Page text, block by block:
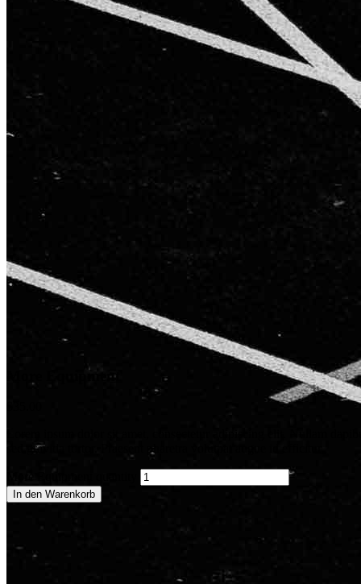
More Equipment
sed gravida tortor. Praesent pharetra volutpat augue id efficitur.
In den Warenkorb